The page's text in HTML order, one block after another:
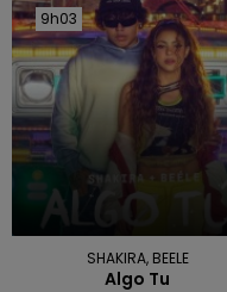
9h03
9h03
SHAKIRA, BEELE
Algo Tu